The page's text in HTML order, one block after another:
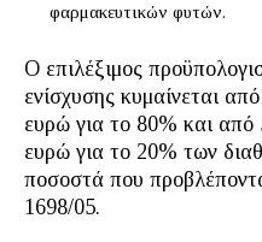
φαρμακευτικών φυτών.
Ο επιλέξιμος
ενίσχυσης κυμαίνεται
ευρώ για το 80% και
ευρώ για το 20% των
ποσοστά που
1698/05.